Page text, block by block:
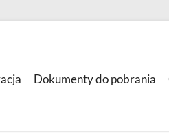
Dokumenty do pobrania